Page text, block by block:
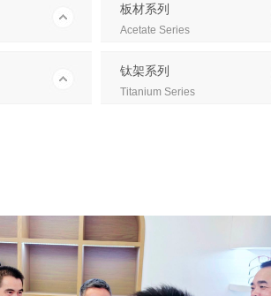
板材系列
Acetate Series
钛架系列
Titanium Series